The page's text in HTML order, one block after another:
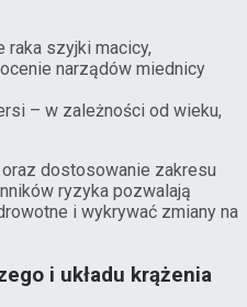
szyjki macicy,
narządów miednicy
– w zależności od wieku,
dostosowanie zakresu
ryzyka pozwalają
i wykrywać zmiany na
i układu krążenia